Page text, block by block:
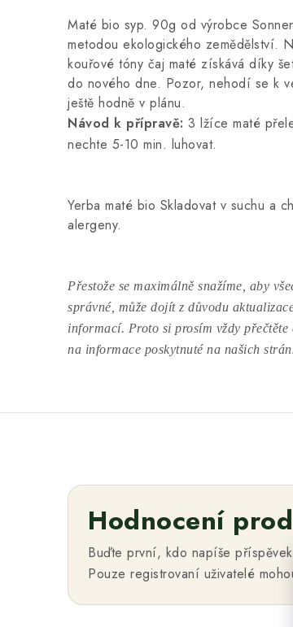
Maté bio syp. 90g od výrobce
metodou ekologického zemědělství.
kouřové tóny čaj maté získává díky
do nového dne. Pozor, nehodí se k
ještě hodně v plánu.
Návod k přípravě: 3 lžíce maté
nechte 5-10 min. luhovat.
Yerba maté bio Skladovat v suchu a
alergeny.
Přestože se maximálně snažíme, aby
správné, může dojít z důvodu
informací. Proto si prosím vždy přečtěte
na informace poskytnuté na našich
Hodnocení
Buďte první, kdo napíše
Pouze registrovaní uživatelé